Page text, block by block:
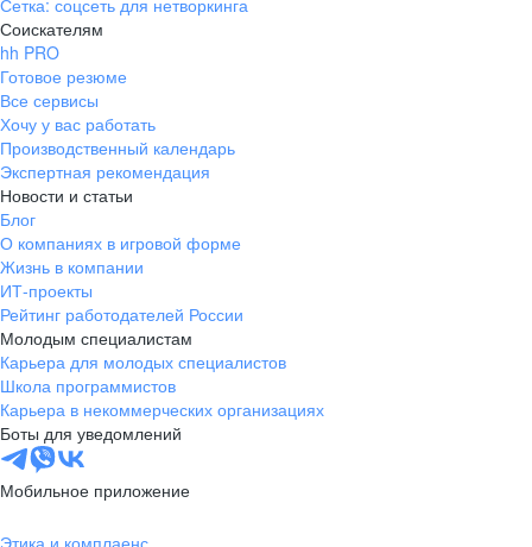
Сетка: соцсеть для нетворкинга
Соискателям
hh PRO
Готовое резюме
Все сервисы
Хочу у вас работать
Производственный календарь
Экспертная рекомендация
Новости и статьи
Блог
О компаниях в игровой форме
Жизнь в компании
ИТ-проекты
Рейтинг работодателей России
Молодым специалистам
Карьера для молодых специалистов
Школа программистов
Карьера в некоммерческих организациях
Боты для уведомлений
Мобильное приложение